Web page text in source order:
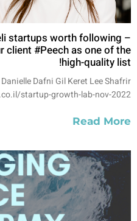
startups worth following –
client #Peech as one of the
high-quality list!
Danielle Dafni Gil Keret Lee Shafrir
startup-growth-lab-nov-2022/
Read More